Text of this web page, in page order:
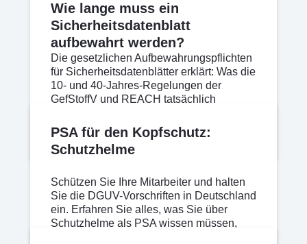
Wie lange muss ein
Sicherheitsdatenblatt
aufbewahrt werden?
Die gesetzlichen Aufbewahrungspflichten
für Sicherheitsdatenblätter erklärt: Was die
10- und 40-Jahres-Regelungen der
GefStoffV und REACH tatsächlich
Möglichkeiten Sie zur Einhaltung haben.
Apr 17, 2026 Weiterlesen
PSA für den Kopfschutz:
Schutzhelme
Schützen Sie Ihre Mitarbeiter und halten
Sie die DGUV-Vorschriften in Deutschland
ein. Erfahren Sie alles, was Sie über
Schutzhelme als PSA wissen müssen,